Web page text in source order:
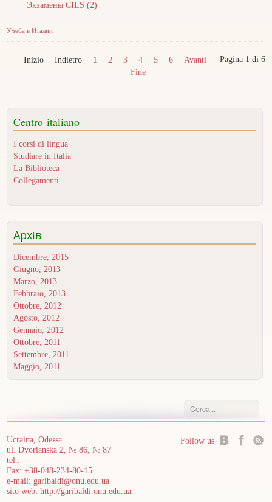
Экзамены CILS (2)
Учеба в Италии
Pagina 1 di 6
Inizio Indietro 1 2 3 4 5 6
Avanti
Fine
Centro italiano
I corsi di lingua
Studiare in Italia
La Biblioteca
Collegamenti
Архiв
Dicembre, 2015
Giugno, 2013
Marzo, 2013
Febbraio, 2013
Ottobre, 2012
Agosto, 2012
Gennaio, 2012
Ottobre, 2011
Settembre, 2011
Maggio, 2011
Follow us
Ucraina, Odessa
ul. Dvorianska 2, № 86, № 87
tel.: ---
Fax: +38-048-234-80-15
e-mail:garibaldi@onu.edu.ua
sito web:http://garibaldi.onu.edu.ua